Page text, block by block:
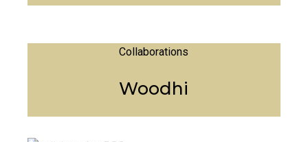
Collaborations
Woodhi